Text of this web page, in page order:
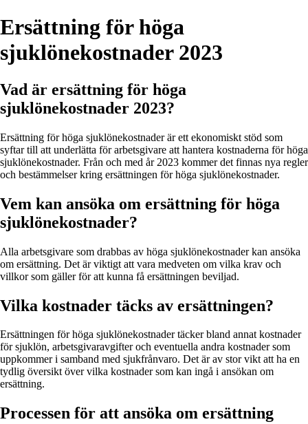
Ersättning för höga
sjuklönekostnader 2023
Vad är ersättning för höga
sjuklönekostnader 2023?
Ersättning för höga sjuklönekostnader är ett ekonomiskt stöd som
syftar till att underlätta för arbetsgivare att hantera kostnaderna för höga
sjuklönekostnader. Från och med år 2023 kommer det finnas nya regler
och bestämmelser kring ersättningen för höga sjuklönekostnader.
Vem kan ansöka om ersättning för höga
sjuklönekostnader?
Alla arbetsgivare som drabbas av höga sjuklönekostnader kan ansöka
om ersättning. Det är viktigt att vara medveten om vilka krav och
villkor som gäller för att kunna få ersättningen beviljad.
Vilka kostnader täcks av ersättningen?
Ersättningen för höga sjuklönekostnader täcker bland annat kostnader
för sjuklön, arbetsgivaravgifter och eventuella andra kostnader som
uppkommer i samband med sjukfrånvaro. Det är av stor vikt att ha en
tydlig översikt över vilka kostnader som kan ingå i ansökan om
ersättning.
Processen för att ansöka om ersättning